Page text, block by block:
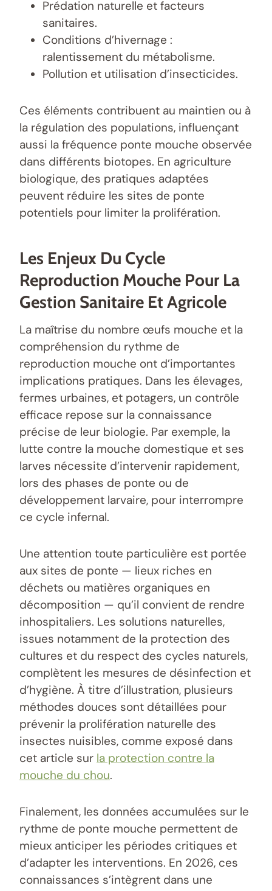
Prédation naturelle et facteurs
sanitaires.
Conditions d’hivernage :
ralentissement du métabolisme.
Pollution et utilisation d’insecticides.
Ces éléments contribuent au maintien ou à
la régulation des populations, influençant
aussi la fréquence ponte mouche observée
dans différents biotopes. En agriculture
biologique, des pratiques adaptées
peuvent réduire les sites de ponte
potentiels pour limiter la prolifération.
Les Enjeux Du Cycle
Reproduction Mouche Pour La
Gestion Sanitaire Et Agricole
La maîtrise du nombre œufs mouche et la
compréhension du rythme de
reproduction mouche ont d’importantes
implications pratiques. Dans les élevages,
fermes urbaines, et potagers, un contrôle
efficace repose sur la connaissance
précise de leur biologie. Par exemple, la
lutte contre la mouche domestique et ses
larves nécessite d’intervenir rapidement,
lors des phases de ponte ou de
développement larvaire, pour interrompre
ce cycle infernal.
Une attention toute particulière est portée
aux sites de ponte — lieux riches en
déchets ou matières organiques en
décomposition — qu’il convient de rendre
inhospitaliers. Les solutions naturelles,
issues notamment de la protection des
cultures et du respect des cycles naturels,
complètent les mesures de désinfection et
d’hygiène. À titre d’illustration, plusieurs
méthodes douces sont détaillées pour
prévenir la prolifération naturelle des
insectes nuisibles, comme exposé dans
cet article sur la protection contre la
mouche du chou.
Finalement, les données accumulées sur le
rythme de ponte mouche permettent de
mieux anticiper les périodes critiques et
d’adapter les interventions. En 2026, ces
connaissances s’intègrent dans une